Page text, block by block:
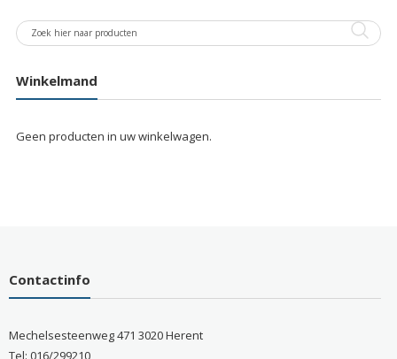
Winkelmand
Geen producten in uw winkelwagen.
Contactinfo
Mechelsesteenweg 471 3020 Herent
Tel: 016/299210